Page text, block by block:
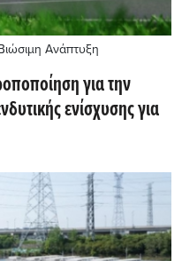
Ανάπτυξη
για την
ενίσχυσης για